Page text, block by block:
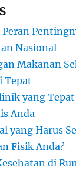
Peran
Nasional
Makanan
Tepat
yang
Anda
yang Harus
Fisik Anda?
di